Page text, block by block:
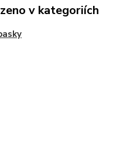
v kategoriích